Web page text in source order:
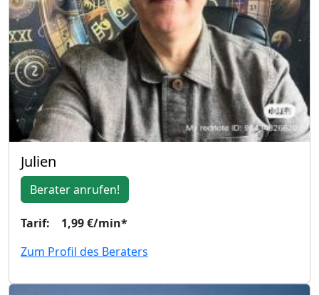
Julien
Berater anrufen!
Tarif: 1,99 €/min*
Zum Profil des Beraters